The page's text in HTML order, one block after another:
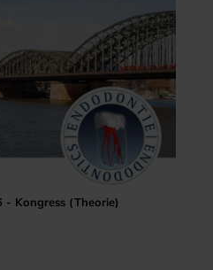
- Kongress (Theorie)